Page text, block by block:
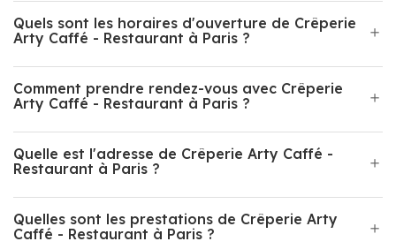
Quels sont les horaires d'ouverture de Crêperie
Arty Caffé - Restaurant à Paris ?
Comment prendre rendez-vous avec Crêperie
Arty Caffé - Restaurant à Paris ?
Quelle est l'adresse de Crêperie Arty Caffé -
Restaurant à Paris ?
Quelles sont les prestations de Crêperie Arty
Caffé - Restaurant à Paris ?